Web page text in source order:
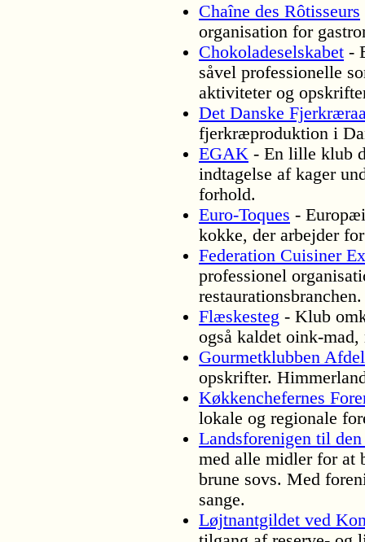
Chaîne des Rôtisseurs
organisation for
Chokoladeselskabet -
såvel professionelle
aktiviteter og
Det Danske
fjerkræproduktion i
EGAK - En lille klub
indtagelse af kager
forhold.
Euro-Toques -
kokke, der arbejder
Federation Cuisiner
professionel
restaurationsbranchen.
Flæskesteg - Klub
også kaldet oink-
Gourmetklubben
opskrifter.
Køkkenchefernes
lokale og regionale
Landsforenigen til
med alle midler for at
brune sovs. Med
sange.
Løjtnantgildet ved